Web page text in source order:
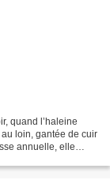
quand l’haleine
loin, gantée de cuir
annuelle, elle